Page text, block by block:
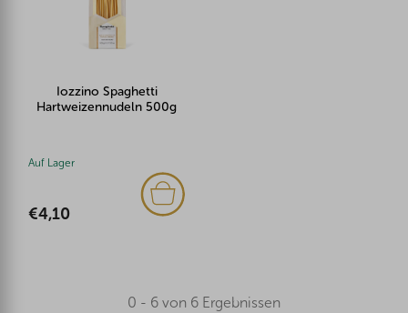
Iozzino Spaghetti
Hartweizennudeln 500g
Auf Lager
€4,10
0 - 6 von 6 Ergebnissen